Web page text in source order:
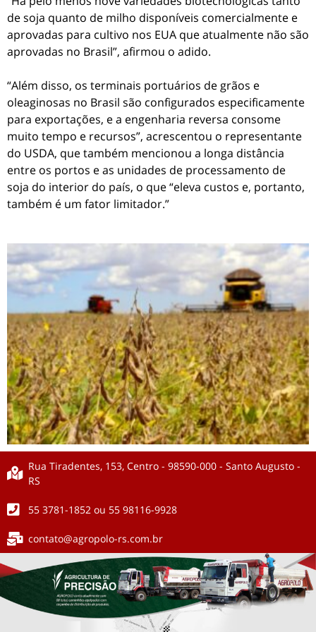
de soja quanto de milho disponíveis comercialmente e
aprovadas para cultivo nos EUA que atualmente não são
aprovadas no Brasil”, afirmou o adido.
“Além disso, os terminais portuários de grãos e
oleaginosas no Brasil são configurados especificamente
para exportações, e a engenharia reversa consome
muito tempo e recursos”, acrescentou o representante
do USDA, que também mencionou a longa distância
entre os portos e as unidades de processamento de
soja do interior do país, o que “eleva custos e, portanto,
também é um fator limitador.”
Rua Tiradentes, 153, Centro - 98590-000 - Santo Augusto -
RS
55 3781-1852 ou 55 98116-9928
contato@agropolo-rs.com.br